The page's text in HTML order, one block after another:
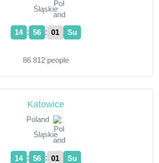
Śląskie
14 : 56 : 02 Su
86 812 people
Katowice
Poland
Śląskie
14 : 56 : 02 Su